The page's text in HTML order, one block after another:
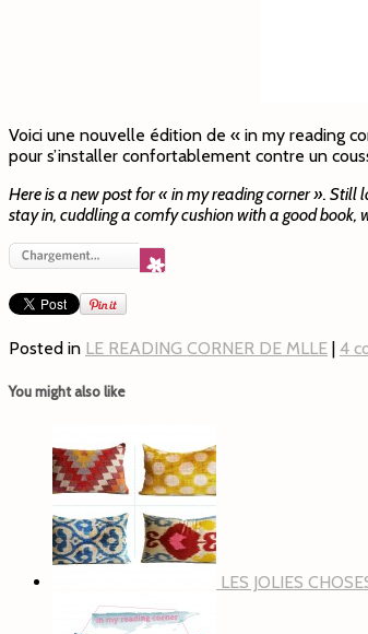
Voici une nouvelle édition de « in my reading
pour s’installer confortablement contre un
Here is a new post for « in my reading corner ».
stay in, cuddling a comfy cushion with a good
Posted in LE READING CORNER DE MLLE | 4
You might also like
LES JOLIES